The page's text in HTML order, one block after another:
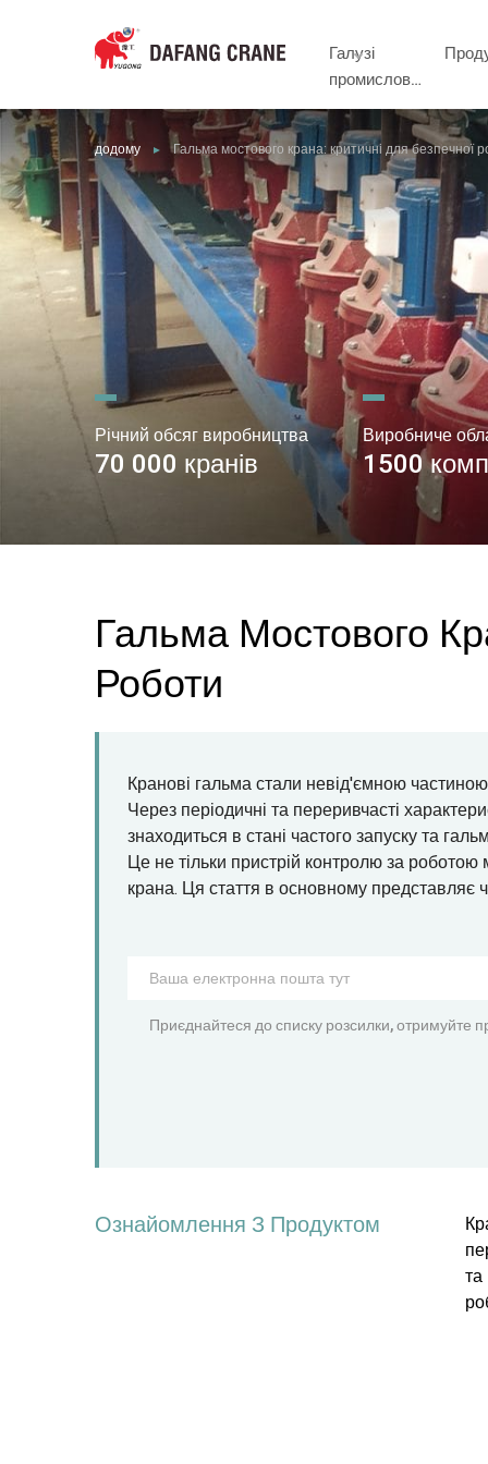
Галузі
промислово
сті
додому ► Гальма мостового крана: критичні для безпечної
Річний обсяг виробництва
70 000 кранів
Виробниче
1500
Гальма Мостового
Роботи
Кранові гальма стали невід'ємною
Через періодичні та переривчасті
знаходиться в стані частого запуску та
Це не тільки пристрій контролю за
крана. Ця стаття в основному представляє
Приєднайтеся до списку розсилки, отримуйте
Ознайомлення З Продуктом